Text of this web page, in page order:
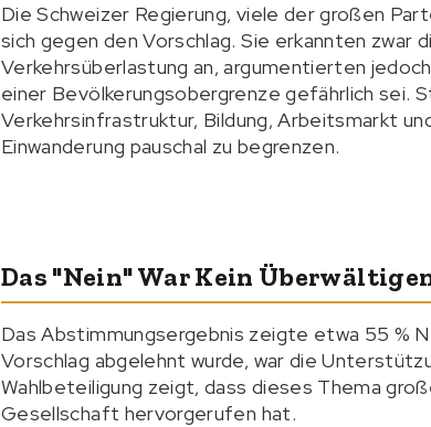
Die Schweizer Regierung, viele der großen
sich gegen den Vorschlag. Sie erkannten zwar
Verkehrsüberlastung an, argumentierten
einer Bevölkerungsobergrenze gefährlich sei.
Verkehrsinfrastruktur, Bildung, Arbeitsmarkt
Einwanderung pauschal zu begrenzen.
Das "Nein" War Kein
Das Abstimmungsergebnis zeigte etwa 55 %
Vorschlag abgelehnt wurde, war die
Wahlbeteiligung zeigt, dass dieses Thema
Gesellschaft hervorgerufen hat.